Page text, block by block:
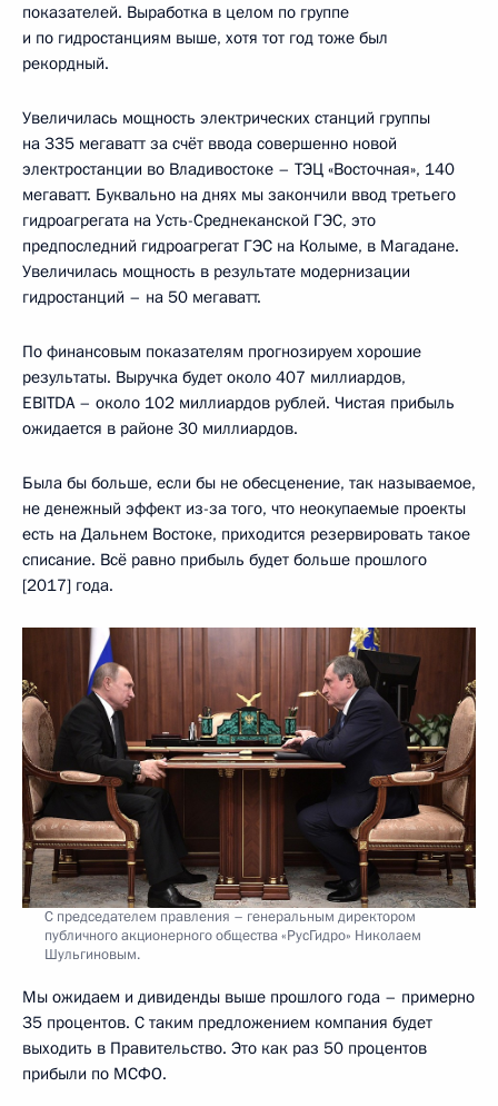
показателей. Выработка в целом по группе
и по гидростанциям выше, хотя тот год тоже был
рекордный.
Увеличилась мощность электрических станций группы
на 335 мегаватт за счёт ввода совершенно новой
электростанции во Владивостоке – ТЭЦ «Восточная», 140
мегаватт. Буквально на днях мы закончили ввод третьего
гидроагрегата на Усть-Среднеканской ГЭС, это
предпоследний гидроагрегат ГЭС на Колыме, в Магадане.
Увеличилась мощность в результате модернизации
гидростанций – на 50 мегаватт.
По финансовым показателям прогнозируем хорошие
результаты. Выручка будет около 407 миллиардов,
EBITDA – около 102 миллиардов рублей. Чистая прибыль
ожидается в районе 30 миллиардов.
Была бы больше, если бы не обесценение, так называемое,
не денежный эффект из-за того, что неокупаемые проекты
есть на Дальнем Востоке, приходится резервировать такое
списание. Всё равно прибыль будет больше прошлого
[2017] года.
С председателем правления – генеральным директором
публичного акционерного общества «РусГидро» Николаем
Шульгиновым.
Мы ожидаем и дивиденды выше прошлого года – примерно
35 процентов. С таким предложением компания будет
выходить в Правительство. Это как раз 50 процентов
прибыли по МСФО.